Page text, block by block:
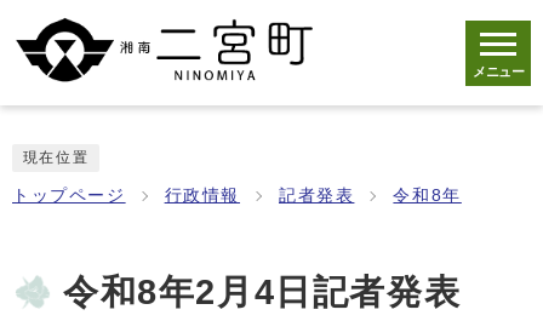
メニュー
現在位置
トップページ 行政情報 記者発表 令和8年
令和8年2月4日記者発表